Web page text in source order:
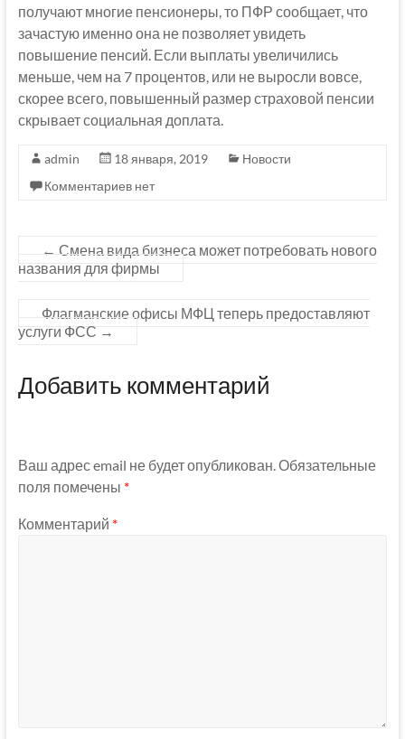
получают многие пенсионеры, то ПФР сообщает, что
зачастую именно она не позволяет увидеть
повышение пенсий. Если выплаты увеличились
меньше, чем на 7 процентов, или не выросли вовсе,
скорее всего, повышенный размер страховой пенсии
скрывает социальная доплата.
admin 18 января, 2019
Новости
Комментариев нет
← Смена вида бизнеса может потребовать нового
названия для фирмы
Флагманские офисы МФЦ теперь предоставляют
услуги ФСС →
Добавить комментарий
Ваш адрес email не будет опубликован. Обязательные
поля помечены *
Комментарий *